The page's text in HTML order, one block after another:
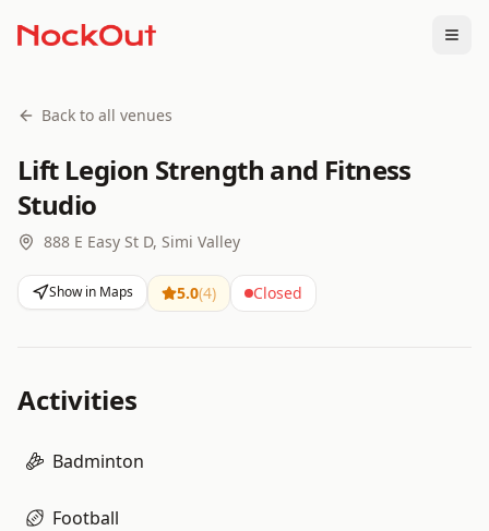
Back to all venues
Lift Legion Strength and Fitness
Studio
888 E Easy St D, Simi Valley
Show in Maps 5.0(4) Closed
Activities
Badminton
Football